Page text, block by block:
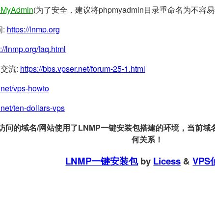
(为了安全，建议将phpmyadmin目录重命名为不容
: https://lnmp.org
lnmp.org/faq.html
流: https://bbs.vpser.net/forum-25-1.html
vps-howto
ten-dollars-vps
问的域名/网站使用了LNMP一键安装包搭建的环境，当前
何关系！
LNMP一键安装包by Licess &VPS